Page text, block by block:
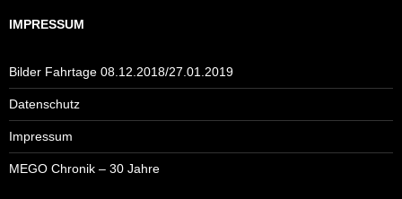
IMPRESSUM
Bilder Fahrtage 08.12.2018/27.01.2019
Datenschutz
Impressum
MEGO Chronik – 30 Jahre